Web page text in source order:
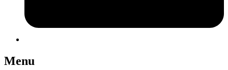
Menu